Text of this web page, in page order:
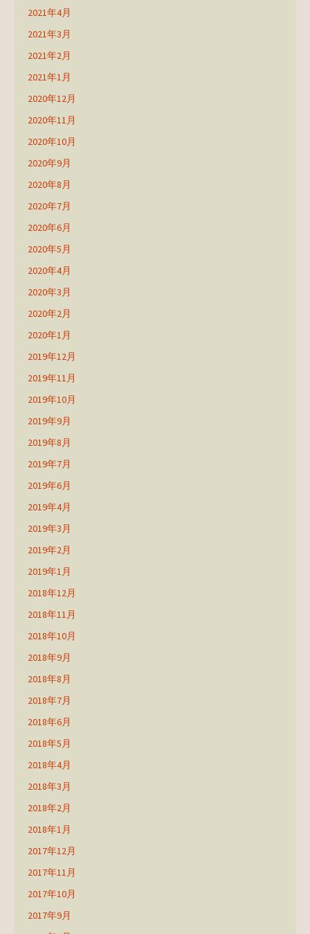
2021年4月
2021年3月
2021年2月
2021年1月
2020年12月
2020年11月
2020年10月
2020年9月
2020年8月
2020年7月
2020年6月
2020年5月
2020年4月
2020年3月
2020年2月
2020年1月
2019年12月
2019年11月
2019年10月
2019年9月
2019年8月
2019年7月
2019年6月
2019年4月
2019年3月
2019年2月
2019年1月
2018年12月
2018年11月
2018年10月
2018年9月
2018年8月
2018年7月
2018年6月
2018年5月
2018年4月
2018年3月
2018年2月
2018年1月
2017年12月
2017年11月
2017年10月
2017年9月